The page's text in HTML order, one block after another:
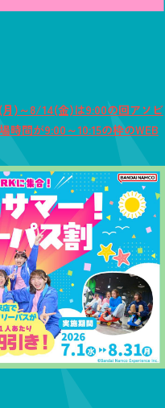
)～8/14(金)は9:00の回アソビ
時間が9:00～10:15の枠のWEB